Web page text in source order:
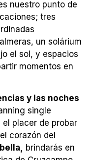
nuestro punto de
tres
un solárium
el sol, y espacios
momentos en
y las noches
single
placer de probar
corazón del
brindarás en